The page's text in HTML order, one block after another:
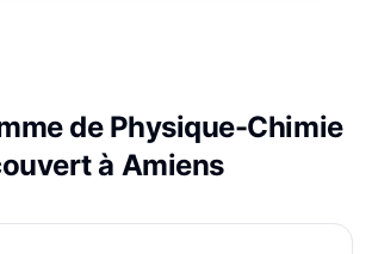
de Physique-Chimie
à Amiens